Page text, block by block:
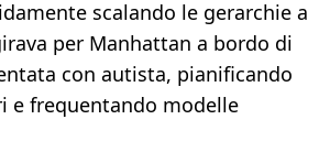
scalando le gerarchie a
per Manhattan a bordo di
con autista, pianificando
e frequentando modelle